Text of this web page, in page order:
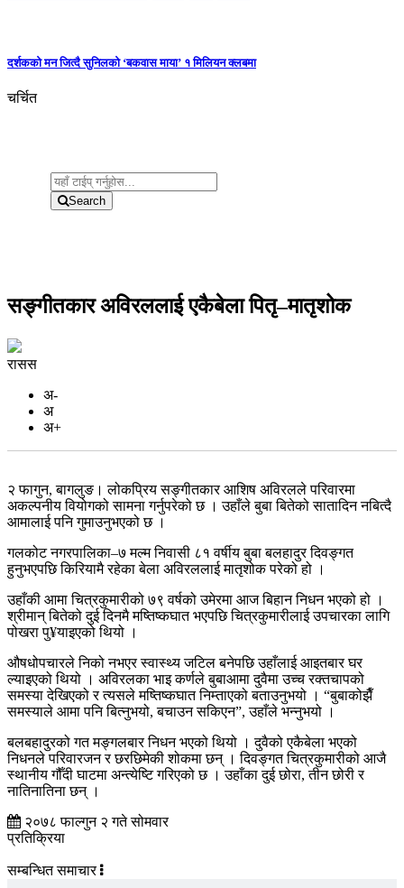
दर्शकको मन जित्दै सुनिलको ‘बकवास माया’ १ मिलियन क्लबमा
चर्चित
Search
सङ्गीतकार अविरललाई एकैबेला पितृ–मातृशोक
रासस
अ-
अ
अ+
२ फागुन, बागलुङ। लोकप्रिय सङ्गीतकार आशिष अविरलले परिवारमा
अकल्पनीय वियोगको सामना गर्नुपरेको छ । उहाँले बुबा बितेको सातादिन नबित्दै
आमालाई पनि गुमाउनुभएको छ ।
गलकोट नगरपालिका–७ मल्म निवासी ८१ वर्षीय बुबा बलहादुर दिवङ्गत
हुनुभएपछि किरियामै रहेका बेला अविरललाई मातृशोक परेको हो ।
उहाँकी आमा चित्रकुमारीको ७९ वर्षको उमेरमा आज बिहान निधन भएको हो ।
श्रीमान् बितेको दुई दिनमै मष्तिष्कघात भएपछि चित्रकुमारीलाई उपचारका लागि
पोखरा पु¥याइएको थियो ।
औषधोपचारले निको नभएर स्वास्थ्य जटिल बनेपछि उहाँलाई आइतबार घर
ल्याइएको थियो । अविरलका भाइ कर्णले बुबाआमा दुवैमा उच्च रक्तचापको
समस्या देखिएको र त्यसले मष्तिष्कघात निम्ताएको बताउनुभयो । “बुबाकोझैँ
समस्याले आमा पनि बित्नुभयो, बचाउन सकिएन”, उहाँले भन्नुभयो ।
बलबहादुरको गत मङ्गलबार निधन भएको थियो । दुवैको एकैबेला भएको
निधनले परिवारजन र छरछिमेकी शोकमा छन् । दिवङ्गत चित्रकुमारीको आजै
स्थानीय गौँदी घाटमा अन्त्येष्टि गरिएको छ । उहाँका दुई छोरा, तीन छोरी र
नातिनातिना छन् ।
२०७८ फाल्गुन २ गते सोमवार
प्रतिक्रिया
सम्बन्धित समाचार